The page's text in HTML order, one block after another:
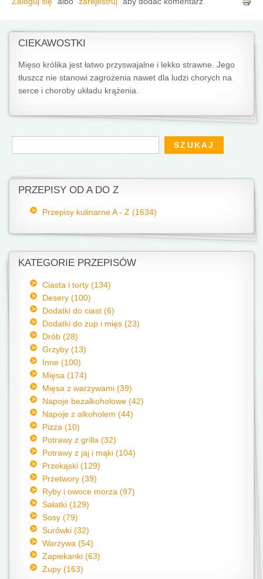
CIEKAWOSTKI
Mięso królika jest łatwo przyswajalne i lekko strawne. Jego
tłuszcz nie stanowi zagrożenia nawet dla ludzi chorych na
serce i choroby układu krążenia.
Formularz wyszukiwania
Szukaj
PRZEPISY OD A DO Z
Przepisy kulinarne A - Z (1634)
KATEGORIE PRZEPISÓW
Ciasta i torty (134)
Desery (100)
Dodatki do ciast (6)
Dodatki do zup i mięs (23)
Drób (28)
Grzyby (13)
Inne (100)
Mięsa (174)
Mięsa z warzywami (39)
Napoje bezalkoholowe (42)
Napoje z alkoholem (44)
Pizza (10)
Potrawy z grilla (32)
Potrawy z jaj i mąki (104)
Przekąski (129)
Przetwory (39)
Ryby i owoce morza (97)
Sałatki (129)
Sosy (79)
Surówki (32)
Warzywa (54)
Zapiekanki (63)
Zupy (163)